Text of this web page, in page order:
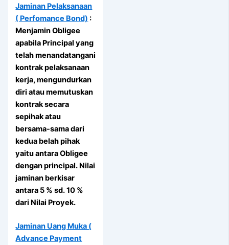
Jaminan Pelaksanaan
( Perfomance Bond) :
Menjamin Obligee
apabila Principal yang
telah menandatangani
kontrak pelaksanaan
kerja, mengundurkan
diri atau memutuskan
kontrak secara
sepihak atau
bersama-sama dari
kedua belah pihak
yaitu antara Obligee
dengan principal. Nilai
jaminan berkisar
antara 5 % sd. 10 %
dari Nilai Proyek.
Jaminan Uang Muka (
Advance Payment